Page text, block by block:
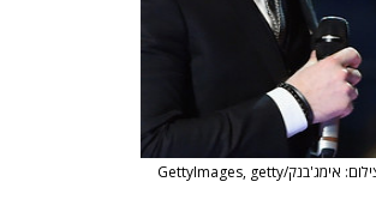
צילום: אימג'בנק/GettyImages, getty